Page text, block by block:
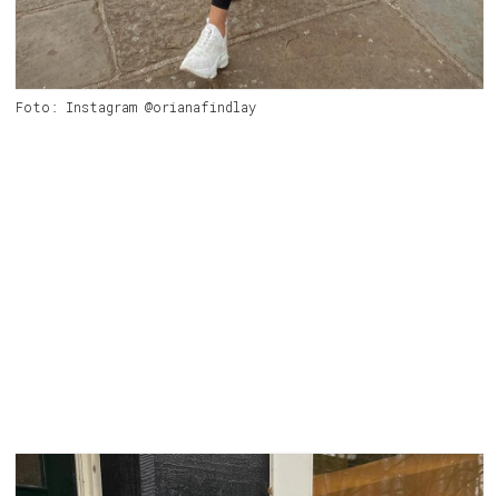
Foto: Instagram @orianafindlay